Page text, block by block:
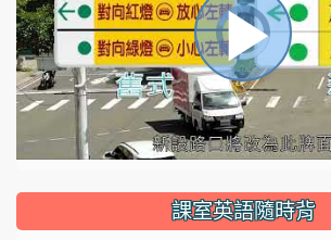
視
頻
播
放
正
播
放
課室英語隨時背